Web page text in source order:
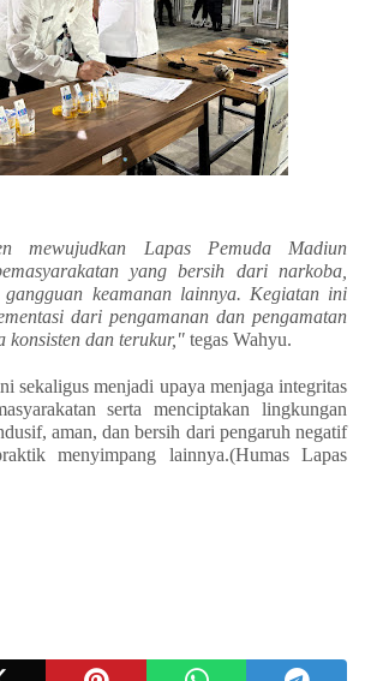
mewujudkan Lapas Pemuda Madiun
yang bersih dari narkoba,
keamanan lainnya. Kegiatan ini
dari pengamanan dan pengamatan
konsisten dan terukur," tegas Wahyu.
sekaligus menjadi upaya menjaga integritas
serta menciptakan lingkungan
aman, dan bersih dari pengaruh negatif
menyimpang lainnya.(Humas Lapas